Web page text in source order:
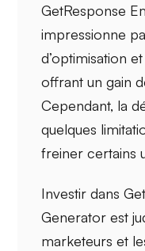
GetResponse
impressionne
d’optimisation
offrant un gain
Cependant, la
quelques
freiner certains
Investir dans
Generator est
marketeurs et